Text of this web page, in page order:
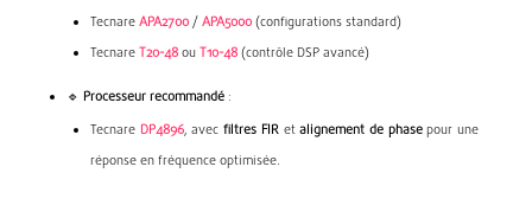
TecnareAPA2700/APA5000(configurations standard)
TecnareT20-48ouT10-48(contrôle DSP avancé)
🔹 Processeur recommandé:
Tecnare DP4896, avecfiltres FIRetalignement de phasepour une
réponse en fréquence optimisée.